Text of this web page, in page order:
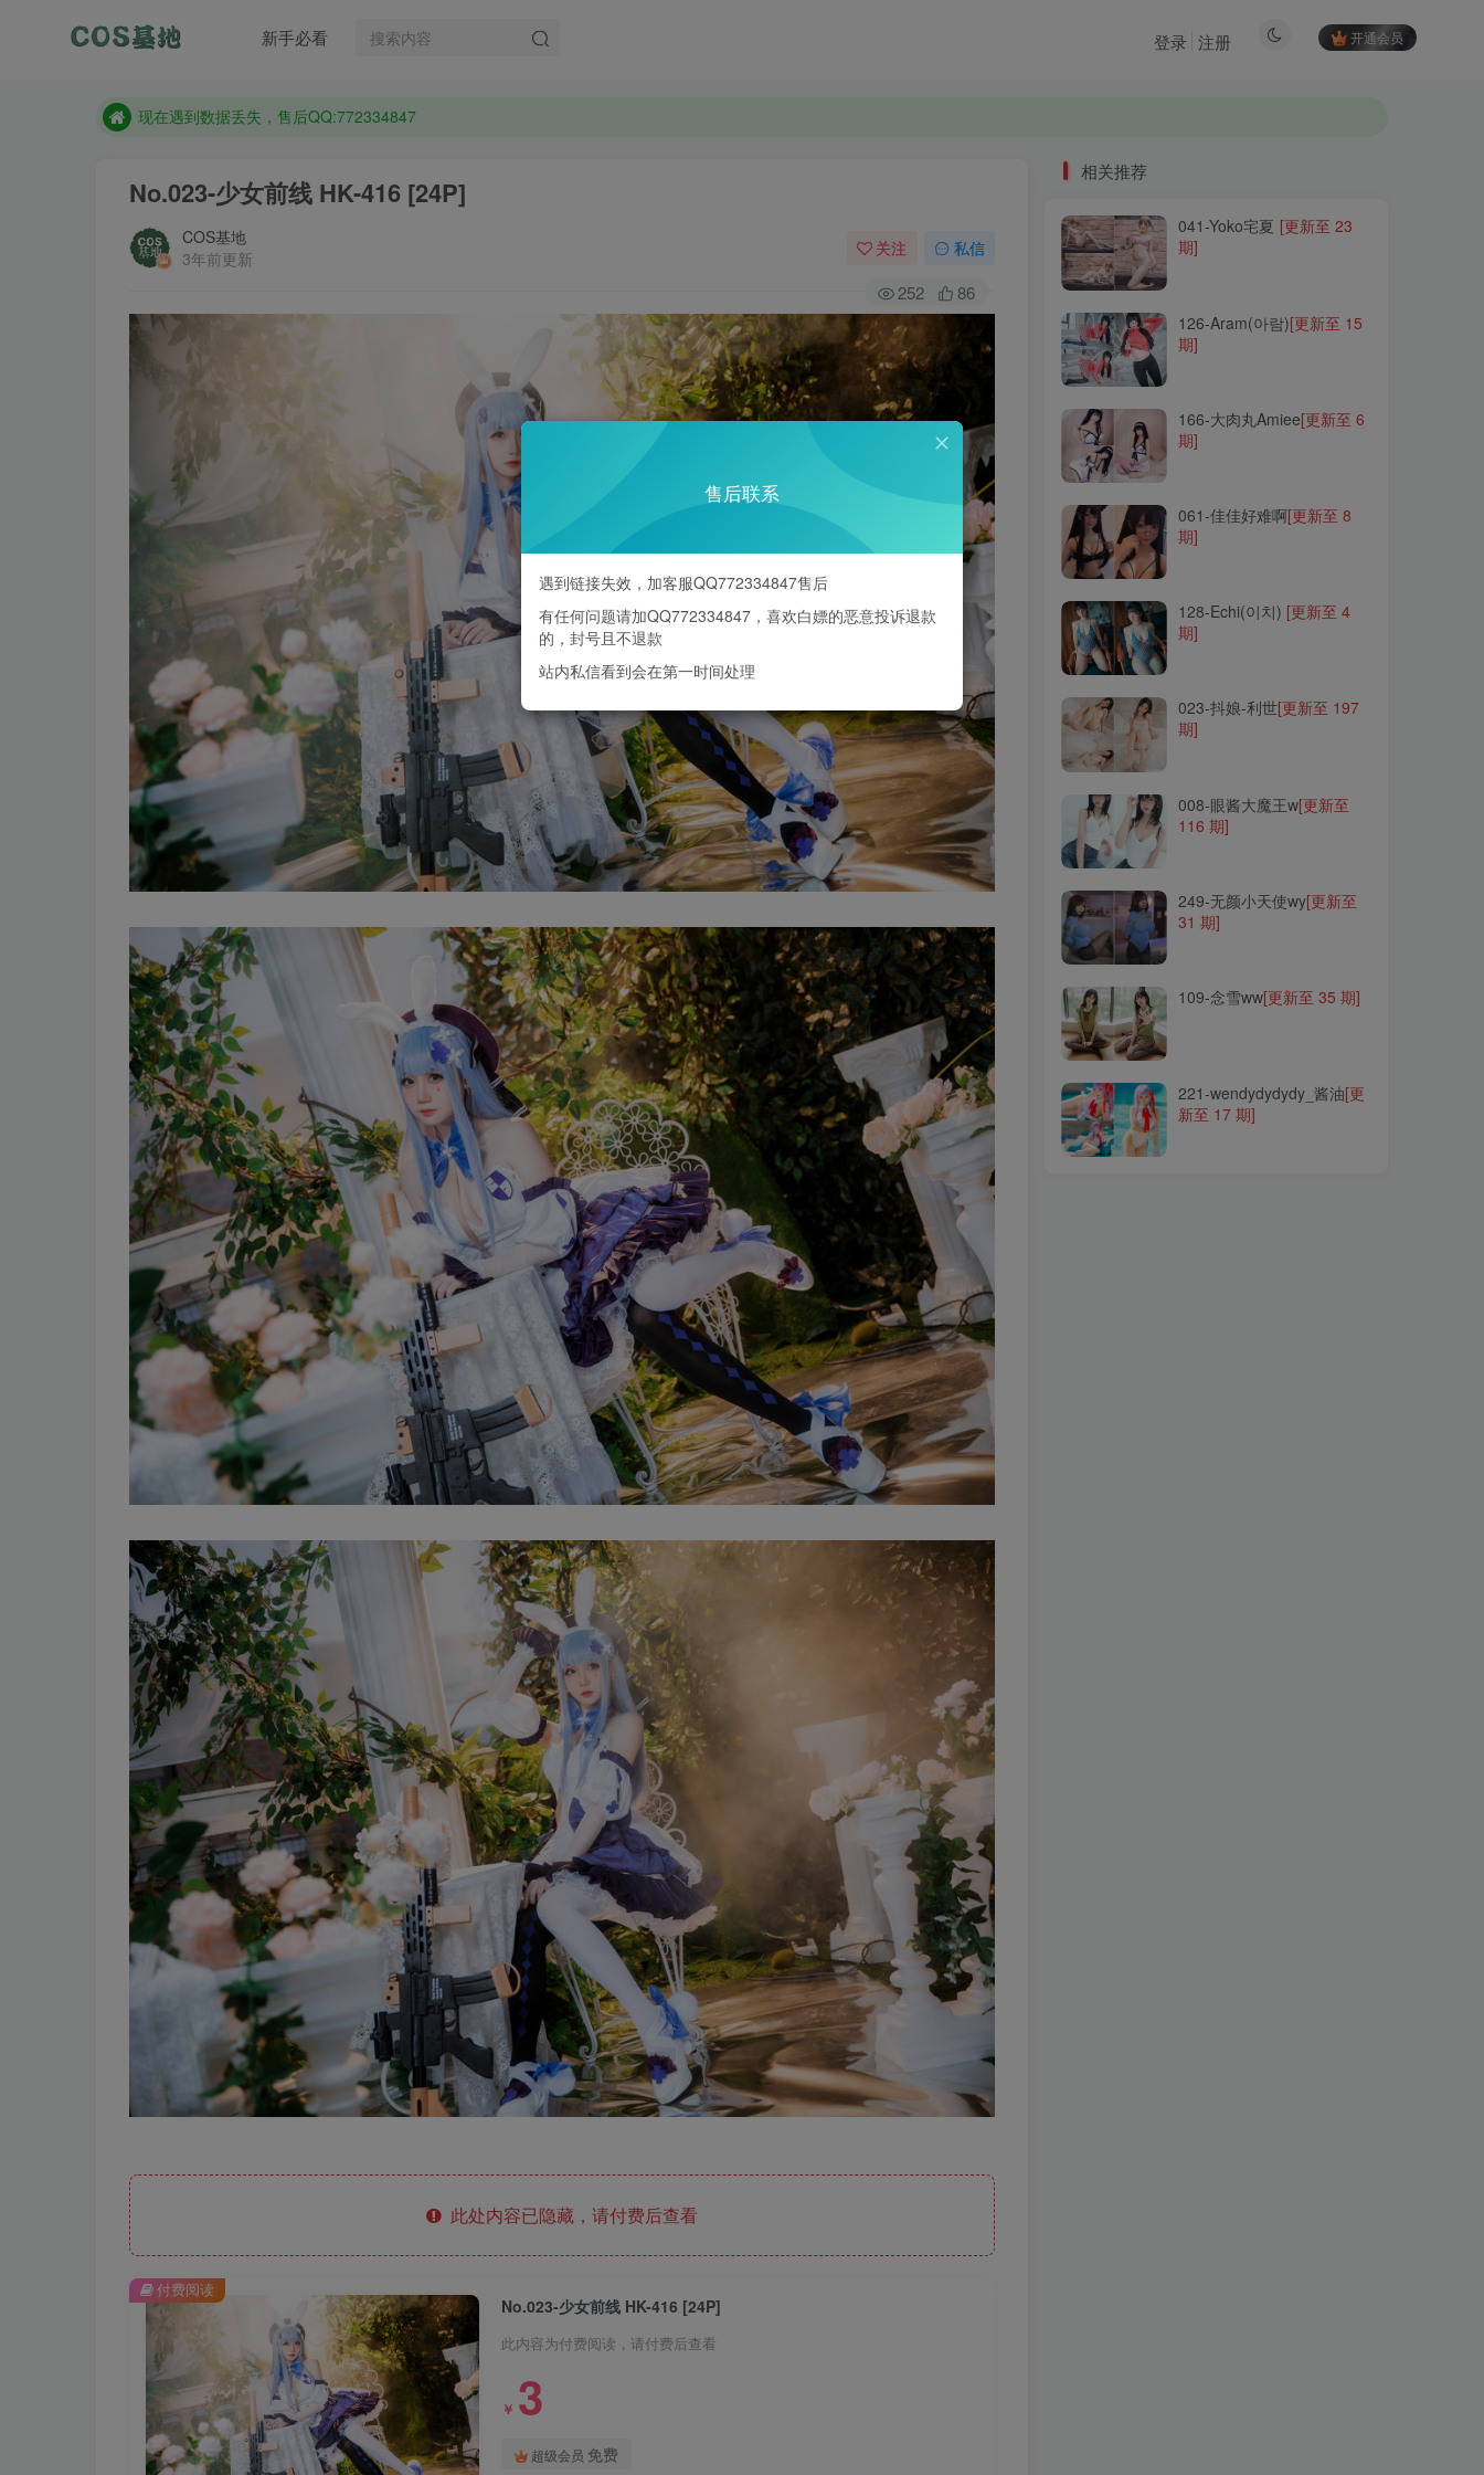
新手必看 开通会员
登录 注册
售后QQ:772334847
现在遇到数据丢失，售后QQ:772334847
防失联：百度搜索《趣画刊》，实时查看最新站点。
No.023-少女前线 HK-416 [24P]
COS基地
3年前更新
关注 私信
252 86
此处内容已隐藏，请付费后查看
No.023-少女前线 HK-416 [24P]
此内容为付费阅读，请付费后查看
￥ 3
超级会员 免费
付费阅读
166-大肉丸Amiee
061-佳佳好难啊
128-Echi(이치)
023-抖娘-利世
249-无颜小天使wy
109-念雪ww
相关推荐
041-Yoko宅夏 [更新至 23
期]
126-Aram(아람)[更新至 15
期]
166-大肉丸Amiee[更新至 6
期]
061-佳佳好难啊[更新至 8
期]
128-Echi(이치) [更新至 4
期]
023-抖娘-利世[更新至 197
期]
008-眼酱大魔王w[更新至
116 期]
249-无颜小天使wy[更新至
31 期]
109-念雪ww[更新至 35 期]
221-wendydydydy_酱油[更
新至 17 期]
售后联系
遇到链接失效，加客服QQ772334847售后
有任何问题请加QQ772334847，喜欢白嫖的恶意投诉退款
的，封号且不退款
站内私信看到会在第一时间处理